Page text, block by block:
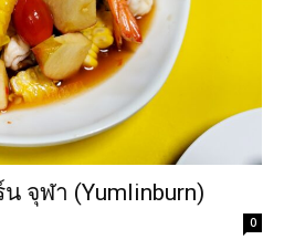
จุฬา (Yumlinburn)
0